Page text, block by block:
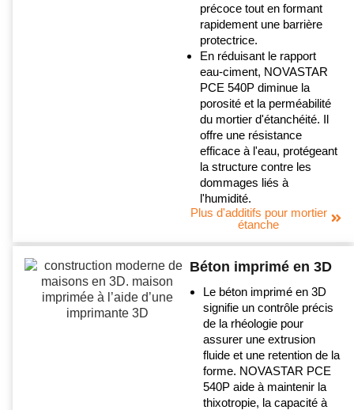
précoce tout en formant
rapidement une barrière
protectrice.
En réduisant le rapport
eau-ciment, NOVASTAR
PCE 540P diminue la
porosité et la perméabilité
du mortier d'étanchéité. Il
offre une résistance
efficace à l'eau, protégeant
la structure contre les
dommages liés à
l'humidité.
Plus d'additifs pour mortier
étanche
Béton imprimé en 3D
Le béton imprimé en 3D
signifie un contrôle précis
de la rhéologie pour
assurer une extrusion
fluide et une retention de la
forme. NOVASTAR PCE
540P aide à maintenir la
thixotropie, la capacité à